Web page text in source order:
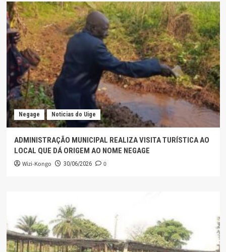
Negage Noticias do Uige
ADMINISTRAÇÃO MUNICIPAL REALIZA VISITA TURÍSTICA AO
LOCAL QUE DÁ ORIGEM AO NOME NEGAGE
Wizi-Kongo 30/06/2026 0